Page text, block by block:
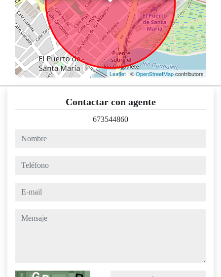
Leaflet | ©OpenStreetMapcontributors
Contactar con agente
673544860
nombre
teléfono
e-mail
mensaje